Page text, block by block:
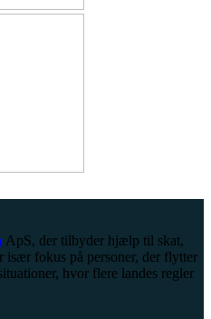
ApS, der tilbyder hjælp til skat,
især fokus på personer, der flytter
hvor flere landes regler